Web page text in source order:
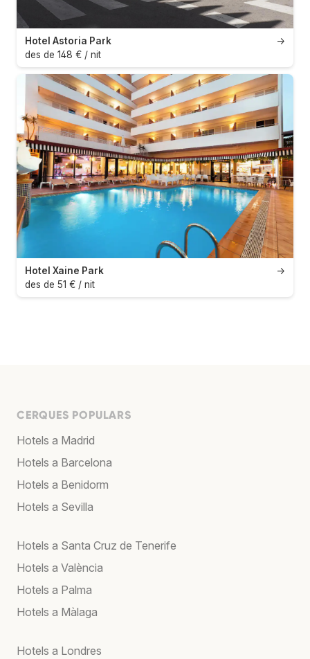
→
Hotel Astoria Park
des de 148 € / nit
→
Hotel Xaine Park
des de 51 € / nit
CERQUES POPULARS
Hotels a Madrid
Hotels a Barcelona
Hotels a Benidorm
Hotels a Sevilla
Hotels a Santa Cruz de Tenerife
Hotels a València
Hotels a Palma
Hotels a Màlaga
Hotels a Londres